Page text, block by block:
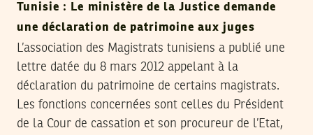
Tunisie : Le ministère de la Justice demande
une déclaration de patrimoine aux juges
L’association des Magistrats tunisiens a publié une
lettre datée du 8 mars 2012 appelant à la
déclaration du patrimoine de certains magistrats.
Les fonctions concernées sont celles du Président
de la Cour de cassation et son procureur de l’Etat,